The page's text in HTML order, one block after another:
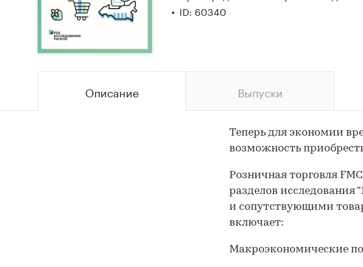
ID: 60340
Описание Выпуски
Теперь для экономии
возможность
Розничная торговля
разделов исследования
и сопутствующими
включает:
Макроэкономические